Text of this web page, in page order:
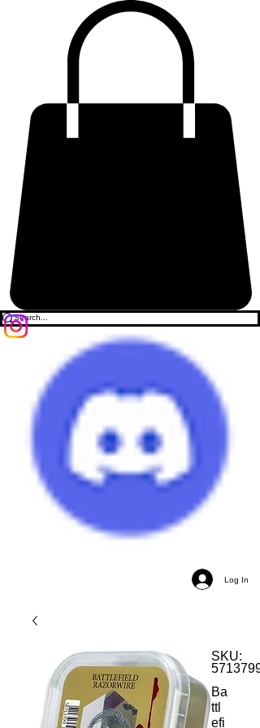
Log In
SKU:
Ba
ttl
efi